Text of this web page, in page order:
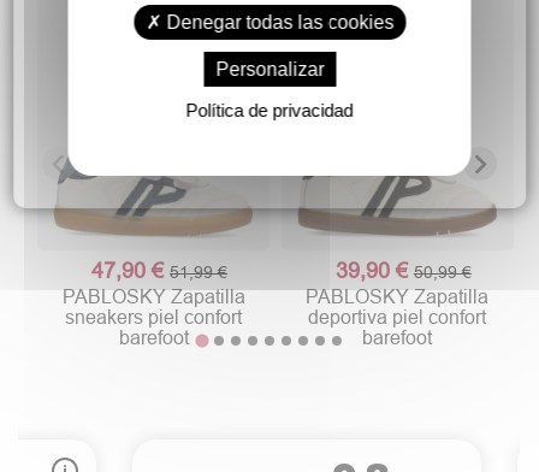
47,90 €51,99 €
PABLOSKY Zapatilla
sneakers piel confort
barefoot
39,90 € 50,99 €
PABLOSKY Zapatilla
deportiva piel confort
barefoot
Denegar todas las cookies
Personalizar
Política de privacidad